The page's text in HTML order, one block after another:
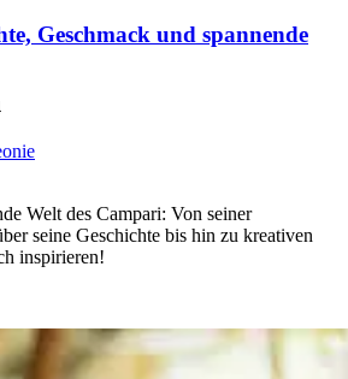
Geschmack und spannende
Welt des Campari: Von seiner
seine Geschichte bis hin zu kreativen
inspirieren!